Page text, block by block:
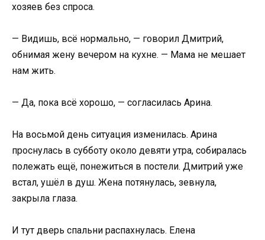
хозяев без спроса.
— Видишь, всё нормально, — говорил Дмитрий,
обнимая жену вечером на кухне. — Мама не мешает
нам жить.
— Да, пока всё хорошо, — согласилась Арина.
На восьмой день ситуация изменилась. Арина
проснулась в субботу около девяти утра, собиралась
полежать ещё, понежиться в постели. Дмитрий уже
встал, ушёл в душ. Жена потянулась, зевнула,
закрыла глаза.
И тут дверь спальни распахнулась. Елена